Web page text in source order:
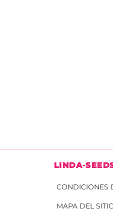
LINDA-
CONDICIONES
MAPA DEL